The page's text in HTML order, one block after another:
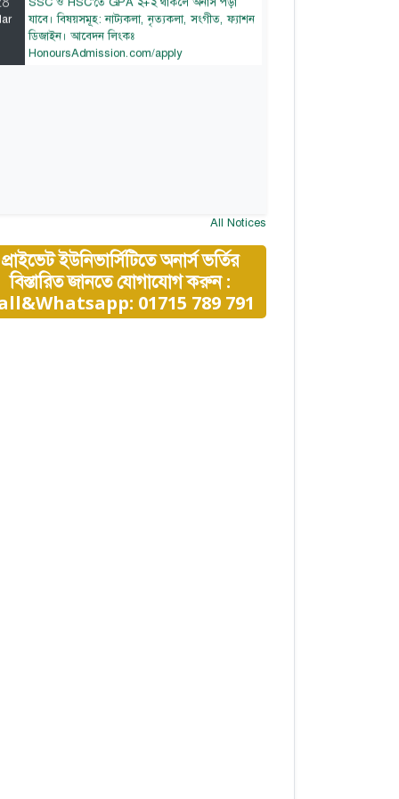
যাবে। বিষয়সমূহ: নাট্যকলা, নৃত্যকলা, সংগীত, ফ্যাশন
ডিজাইন। আবেদন লিংকঃ
HonoursAdmission.com/apply
All Notices
প্রাইভেট ইউনিভার্সিটিতে অনার্স ভর্তির
বিস্তারিত জানতে যোগাযোগ করুন :
01715 789 791